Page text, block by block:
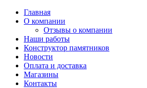
Главная
О компании
Отзывы о компании
Наши работы
Конструктор памятников
Новости
Оплата и доставка
Магазины
Контакты